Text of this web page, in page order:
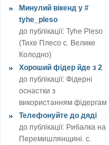
Минулий вікенд у #
tyhe_pleso
до публікації: Tyhe Pleso
(Тихе Плесо с. Велике
Колодно)
Хороший фідер йде з 2
до публікації: Фідерні
оснастки з
використанням фідергам
Телефонуйте до дяді
до публікації: Рибалка на
Перемишлянщині. с.